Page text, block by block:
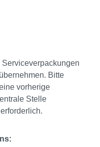
Bitte
vorherige
Stelle